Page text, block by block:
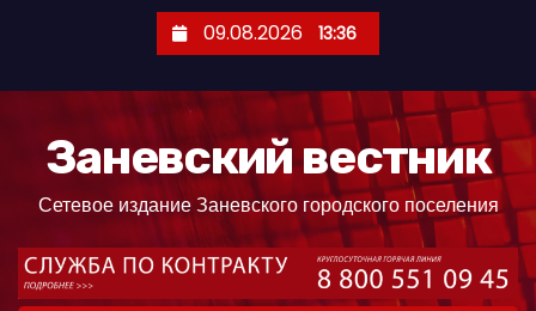
09.08.2026 13:36
Заневский вестник
Сетевое издание Заневского городского поселения